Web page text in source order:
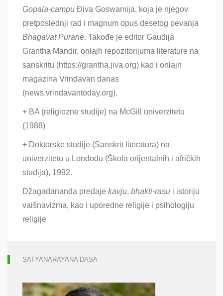
Gopala-campu Điva Goswamija, koja je njegov
pretposlednji rad i magnum opus desetog pevanja
Bhagavat Purane. Takođe je editor Gaudija
Grantha Mandir, onlajh repozitorijuma literature na
sanskritu (https://grantha.jiva.org) kao i onlajn
magazina Vrindavan danas
(news.vrindavantoday.org).
+ BA (religiozne studije) na McGill univerzitetu
(1988)
+ Doktorske studije (Sanskrit literatura) na
univerzitetu u Londodu (Škola orijentalnih i afričkih
studija), 1992.
Džagadananda predaje kavju, bhakti-rasu i istoriju
vaišnavizma, kao i uporedne religije i psihologiju
religije
SATYANARAYANA DASA